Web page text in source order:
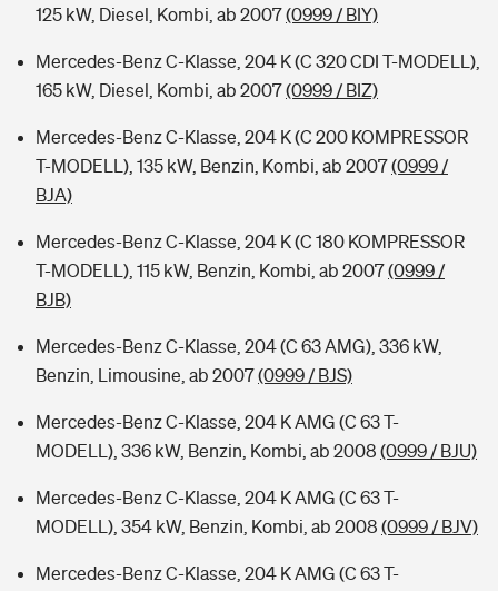
125 kW, Diesel, Kombi, ab 2007(0999 / BIY)
Mercedes-Benz C-Klasse, 204 K (C 320 CDI T-MODELL),
165 kW, Diesel, Kombi, ab 2007(0999 / BIZ)
Mercedes-Benz C-Klasse, 204 K (C 200 KOMPRESSOR
T-MODELL), 135 kW, Benzin, Kombi, ab 2007(0999 /
BJA)
Mercedes-Benz C-Klasse, 204 K (C 180 KOMPRESSOR
T-MODELL), 115 kW, Benzin, Kombi, ab 2007(0999 /
BJB)
Mercedes-Benz C-Klasse, 204 (C 63 AMG), 336 kW,
Benzin, Limousine, ab 2007(0999 / BJS)
Mercedes-Benz C-Klasse, 204 K AMG (C 63 T-
MODELL), 336 kW, Benzin, Kombi, ab 2008 (0999 / BJU)
Mercedes-Benz C-Klasse, 204 K AMG (C 63 T-
MODELL), 354 kW, Benzin, Kombi, ab 2008 (0999 / BJV)
Mercedes-Benz C-Klasse, 204 K AMG (C 63 T-